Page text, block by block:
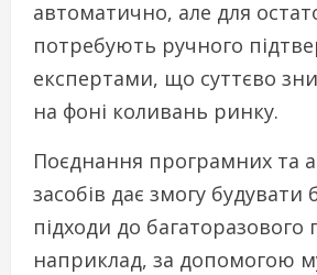
автоматично, але для
потребують ручного
експертами, що суттєво
на фоні коливань ринку.
Поєднання програмних та
засобів дає змогу будувати
підходи до багаторазового
наприклад, за допомогою